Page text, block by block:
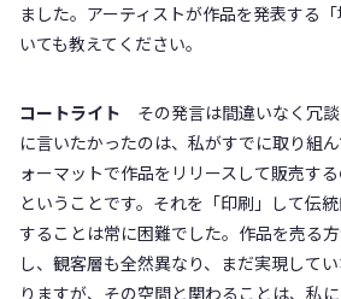
ました。アーティストが作品を発表する
いても教えてください。
コートライト その発言は間違いなく冗
に言いたかったのは、私がすでに取り組
ォーマットで作品をリリースして販売す
ということです。それを「印刷」して伝
することは常に困難でした。作品を売る
し、観客層も全然異なり、まだ実現して
りますが、その空間と関わることは、私